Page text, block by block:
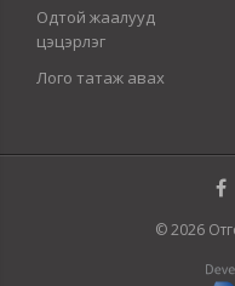
Одтой жаалууд
цэцэрлэг
Лого татаж авах
© 2026